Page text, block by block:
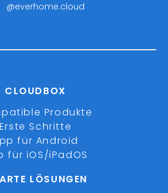
@everhome.cloud
CLOUDBOX
Produkte
Erste Schritte
für Android
für iOS/iPadOS
LÖSUNGEN